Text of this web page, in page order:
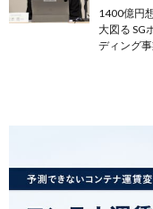
1400億円
大図る SG
ディング